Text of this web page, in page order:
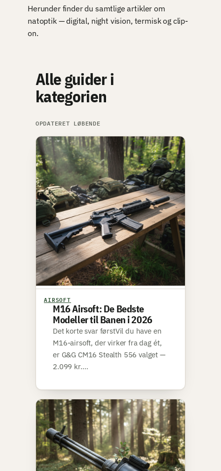
Herunder finder du samtlige artikler om
natoptik — digital, night vision, termisk og clip-
on.
Alle guider i
kategorien
OPDATERET LØBENDE
AIRSOFT
M16 Airsoft: De Bedste
Modeller til Banen i 2026
Det korte svar førstVil du have en
M16-airsoft, der virker fra dag ét,
er G&G CM16 Stealth 556 valget —
2.099 kr.…